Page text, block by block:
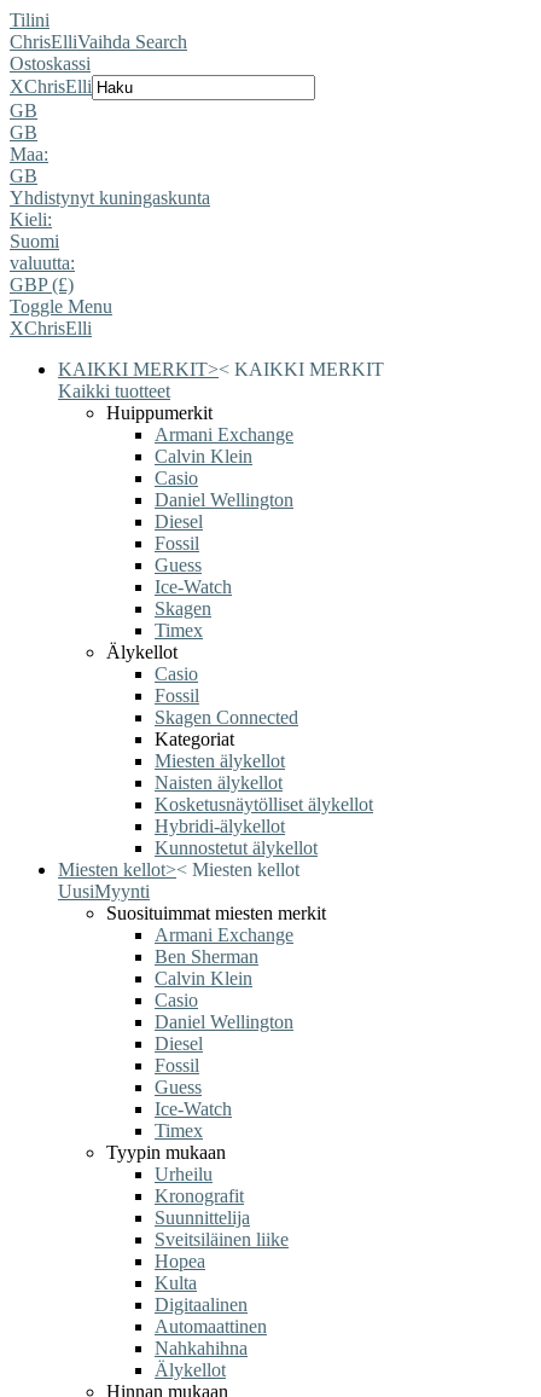
Tilini
ChrisElliVaihda Search
Ostoskassi
XChrisElli
GB
GB
Maa:
GB
Yhdistynyt kuningaskunta
Kieli:
Suomi
valuutta:
GBP (£)
Toggle Menu
XChrisElli
KAIKKI MERKIT>< KAIKKI MERKIT
Kaikki tuotteet
Huippumerkit
Armani Exchange
Calvin Klein
Casio
Daniel Wellington
Diesel
Fossil
Guess
Ice-Watch
Skagen
Timex
Älykellot
Casio
Fossil
Skagen Connected
Kategoriat
Miesten älykellot
Naisten älykellot
Kosketusnäytölliset älykellot
Hybridi-älykellot
Kunnostetut älykellot
Miesten kellot>< Miesten kellot
UusiMyynti
Suosituimmat miesten merkit
Armani Exchange
Ben Sherman
Calvin Klein
Casio
Daniel Wellington
Diesel
Fossil
Guess
Ice-Watch
Timex
Tyypin mukaan
Urheilu
Kronografit
Suunnittelija
Sveitsiläinen liike
Hopea
Kulta
Digitaalinen
Automaattinen
Nahkahihna
Älykellot
Hinnan mukaan